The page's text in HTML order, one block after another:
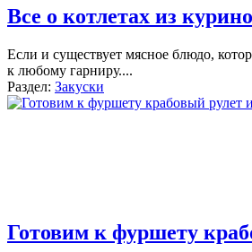
Все о котлетах из
Если и существует мясное блюдо,
к любому гарниру....
Раздел: Закуски
Готовим к фуршету